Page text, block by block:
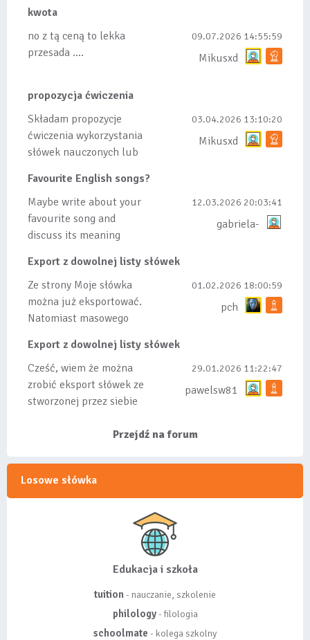
kwota
no z tą ceną to lekka
przesada ....
09.07.2026 14:55:59
Mikusxd
propozycja ćwiczenia
Składam propozycje
ćwiczenia wykorzystania
słówek nauczonych lub
tez ze wszys...
03.04.2026 13:10:20
Mikusxd
Favourite English songs?
Maybe write about your
favourite song and
discuss its meaning
12.03.2026 20:03:41
gabriela-
Export z dowolnej listy słówek
Ze strony Moje słówka
można już eksportować.
Natomiast masowego
bo wiąże się...
01.02.2026 18:00:59
pch
Export z dowolnej listy słówek
Cześć, wiem że można
zrobić eksport słówek ze
stworzonej przez siebie
29.01.2026 11:22:47
pawelsw81
Przejdź na forum
Losowe słówka
Edukacja i szkoła
tuition- nauczanie, szkolenie
philology- filologia
schoolmate - kolega szkolny